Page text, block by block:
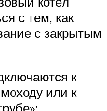
с тем, как
с закрытым
к
или к